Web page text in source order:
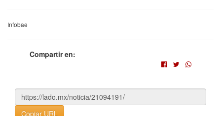
Infobae
Compartir en:
Copiar URL